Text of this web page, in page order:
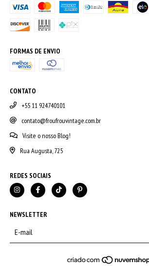
FORMAS DE ENVIO
CONTATO
+55 11 924740101
contato@froufrouvintage.com.br
Visite o nosso Blog!
Rua Augusta, 725
REDES SOCIAIS
NEWSLETTER